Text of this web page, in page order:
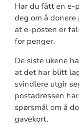
Har du fått en e-
deg om å
at e-posten er
for penger.
De siste ukene
at det har blitt
svindlere utgir
postadressen
spørsmål om å
gavekort.